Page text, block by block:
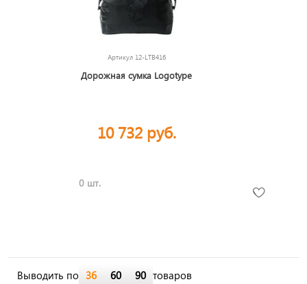
Артикул 12-LTB416
Дорожная сумка Logotype
10 732 руб.
0 шт.
Выводить по 36 60 90 товаров